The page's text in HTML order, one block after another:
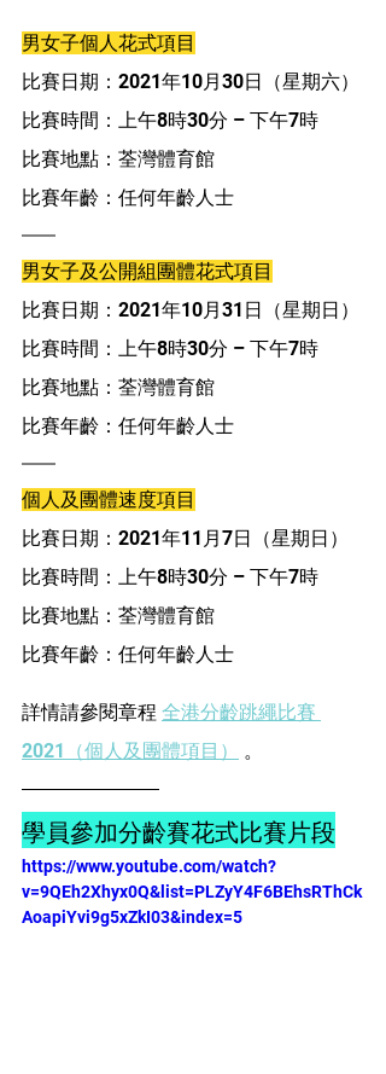
男女子個人花式項目
比賽日期：2021年10月30日（星期六）
比賽時間：上午8時30分 – 下午7時
比賽地點：荃灣體育館
比賽年齡：任何年齡人士
男女子及公開組團體花式項目
比賽日期：2021年10月31日（星期日）
比賽時間：上午8時30分 – 下午7時
比賽地點：荃灣體育館
比賽年齡：任何年齡人士
個人及團體速度項目
比賽日期：2021年11月7日（星期日）
比賽時間：上午8時30分 – 下午7時
比賽地點：荃灣體育館
比賽年齡：任何年齡人士
詳情請參閱章程 全港分齡跳繩比賽
2021（個人及團體項目）
。
學員參加分齡賽花式比賽片段
https://www.youtube.com/watch?
v=9QEh2Xhyx0Q&list=PLZyY4F6BEhsRThCk
AoapiYvi9g5xZkI03&index=5